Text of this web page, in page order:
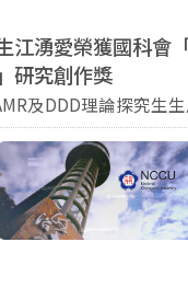
江湧愛榮獲國科會
研究創作獎
及DDD理論探究生
導教授：國立政治大學師
學教授